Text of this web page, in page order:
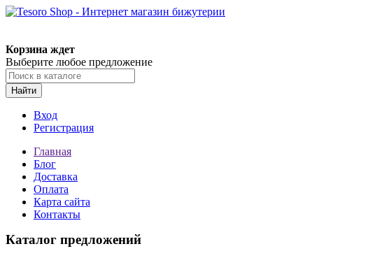
Корзина ждет
Выберите любое предложение
Найти
Вход
Регистрация
Главная
Блог
Доставка
Оплата
Карта сайта
Контакты
Каталог предложений